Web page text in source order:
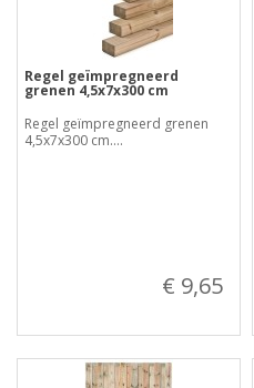
Regel geïmpregneerd
grenen 4,5x7x300 cm
Regel geïmpregneerd grenen
4,5x7x300 cm....
€ 9,65